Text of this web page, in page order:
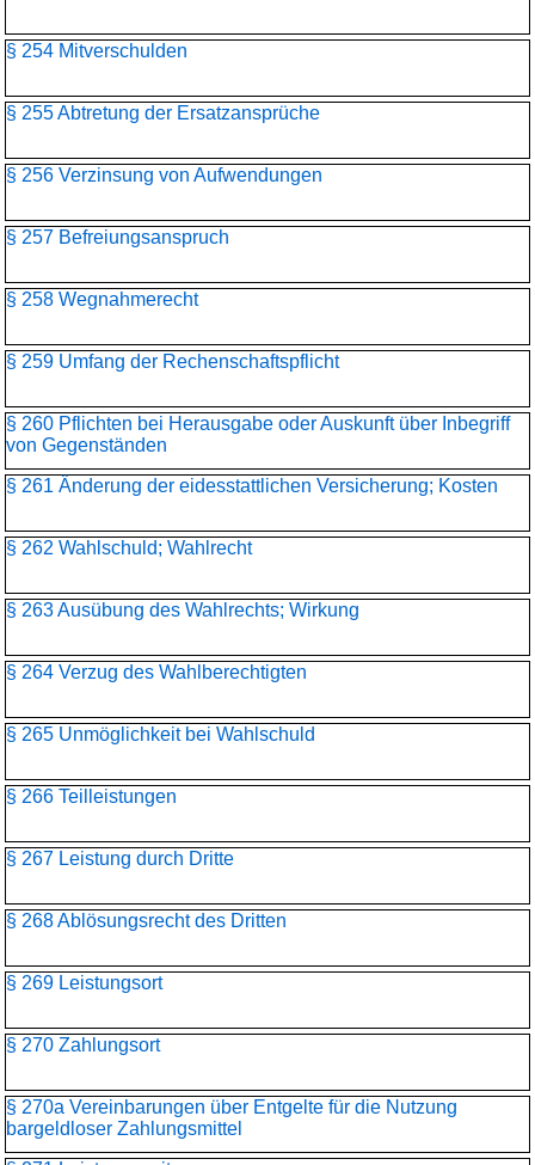
§ 254 Mitverschulden
§ 255 Abtretung der Ersatzansprüche
§ 256 Verzinsung von Aufwendungen
§ 257 Befreiungsanspruch
§ 258 Wegnahmerecht
§ 259 Umfang der Rechenschaftspflicht
§ 260 Pflichten bei Herausgabe oder Auskunft über Inbegriff
von Gegenständen
§ 261 Änderung der eidesstattlichen Versicherung; Kosten
§ 262 Wahlschuld; Wahlrecht
§ 263 Ausübung des Wahlrechts; Wirkung
§ 264 Verzug des Wahlberechtigten
§ 265 Unmöglichkeit bei Wahlschuld
§ 266 Teilleistungen
§ 267 Leistung durch Dritte
§ 268 Ablösungsrecht des Dritten
§ 269 Leistungsort
§ 270 Zahlungsort
§ 270a Vereinbarungen über Entgelte für die Nutzung
bargeldloser Zahlungsmittel